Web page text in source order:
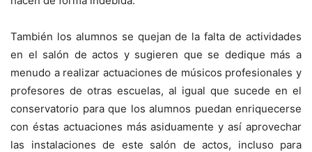
También los alumnos se quejan de la falta de actividades
en el salón de actos y sugieren que se dedique más a
menudo a realizar actuaciones de músicos profesionales y
profesores de otras escuelas, al igual que sucede en el
conservatorio para que los alumnos puedan enriquecerse
con éstas actuaciones más asiduamente y así aprovechar
las instalaciones de este salón de actos, incluso para